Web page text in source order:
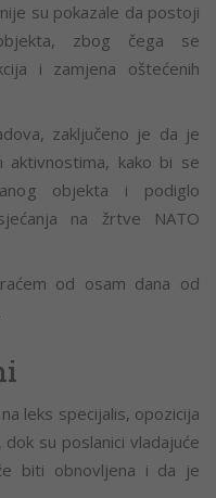
su pokazale da postoji
zbog čega se
i zamjena oštećenih
zaključeno je da je
aktivnostima, kako bi se
objekta i podiglo
na žrtve NATO
od osam dana od
leks specijalis, opozicija
su poslanici vladajuće
biti obnovljena i da je